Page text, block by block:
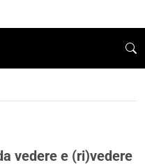
vedere e (ri)vedere